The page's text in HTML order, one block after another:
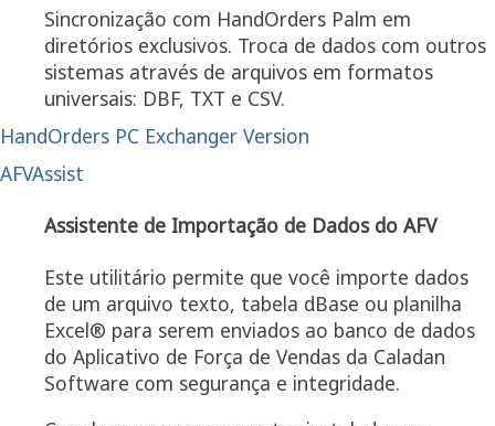
Sincronização com HandOrders Palm em
diretórios exclusivos. Troca de dados com outros
sistemas através de arquivos em formatos
universais: DBF, TXT e CSV.
HandOrders PC Exchanger Version
AFVAssist
Assistente de Importação de Dados do AFV
Este utilitário permite que você importe dados
de um arquivo texto, tabela dBase ou planilha
Excel® para serem enviados ao banco de dados
do Aplicativo de Força de Vendas da Caladan
Software com segurança e integridade.